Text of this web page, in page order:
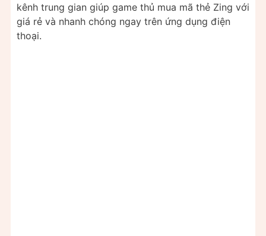
kênh trung gian giúp game thủ mua mã thẻ Zing với
giá rẻ và nhanh chóng ngay trên ứng dụng điện
thoại.